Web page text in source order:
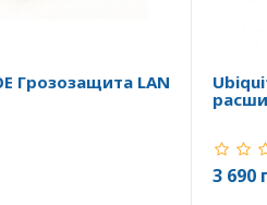
Грозозащита LAN
3 690